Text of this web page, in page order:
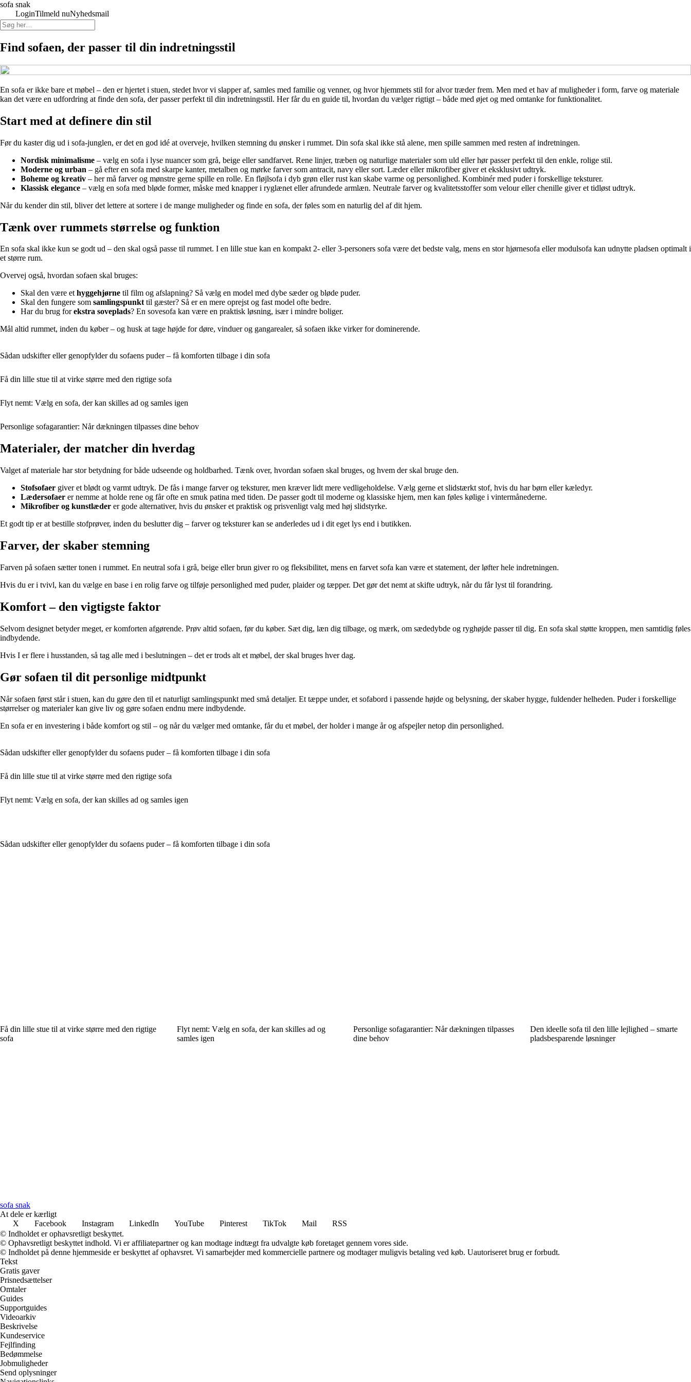
sofa snak
LoginTilmeld nuNyhedsmail
Find sofaen, der passer til din indretningsstil
En sofa er ikke bare et møbel – den er hjertet i stuen, stedet hvor vi slapper af, samles med familie og venner, og hvor hjemmets stil for alvor træder frem. Men med et hav af muligheder i form, farve og materiale
kan det være en udfordring at finde den sofa, der passer perfekt til din indretningsstil. Her får du en guide til, hvordan du vælger rigtigt – både med øjet og med omtanke for funktionalitet.
Start med at definere din stil
Før du kaster dig ud i sofa-junglen, er det en god idé at overveje, hvilken stemning du ønsker i rummet. Din sofa skal ikke stå alene, men spille sammen med resten af indretningen.
Nordisk minimalisme – vælg en sofa i lyse nuancer som grå, beige eller sandfarvet. Rene linjer, træben og naturlige materialer som uld eller hør passer perfekt til den enkle, rolige stil.
Moderne og urban – gå efter en sofa med skarpe kanter, metalben og mørke farver som antracit, navy eller sort. Læder eller mikrofiber giver et eksklusivt udtryk.
Boheme og kreativ – her må farver og mønstre gerne spille en rolle. En fløjlsofa i dyb grøn eller rust kan skabe varme og personlighed. Kombinér med puder i forskellige teksturer.
Klassisk elegance – vælg en sofa med bløde former, måske med knapper i ryglænet eller afrundede armlæn. Neutrale farver og kvalitetsstoffer som velour eller chenille giver et tidløst udtryk.
Når du kender din stil, bliver det lettere at sortere i de mange muligheder og finde en sofa, der føles som en naturlig del af dit hjem.
Tænk over rummets størrelse og funktion
En sofa skal ikke kun se godt ud – den skal også passe til rummet. I en lille stue kan en kompakt 2- eller 3-personers sofa være det bedste valg, mens en stor hjørnesofa eller modulsofa kan udnytte pladsen optimalt i
et større rum.
Overvej også, hvordan sofaen skal bruges:
Skal den være ethyggehjørne til film og afslapning? Så vælg en model med dybe sæder og bløde puder.
Skal den fungere som samlingspunkttil gæster? Så er en mere oprejst og fast model ofte bedre.
Har du brug forekstra soveplads? En sovesofa kan være en praktisk løsning, især i mindre boliger.
Mål altid rummet, inden du køber – og husk at tage højde for døre, vinduer og gangarealer, så sofaen ikke virker for dominerende.
Sådan udskifter eller genopfylder du sofaens puder – få komforten tilbage i din sofa
Få din lille stue til at virke større med den rigtige sofa
Flyt nemt: Vælg en sofa, der kan skilles ad og samles igen
Personlige sofagarantier: Når dækningen tilpasses dine behov
Materialer, der matcher din hverdag
Valget af materiale har stor betydning for både udseende og holdbarhed. Tænk over, hvordan sofaen skal bruges, og hvem der skal bruge den.
Stofsofaer giver et blødt og varmt udtryk. De fås i mange farver og teksturer, men kræver lidt mere vedligeholdelse. Vælg gerne et slidstærkt stof, hvis du har børn eller kæledyr.
Lædersofaer er nemme at holde rene og får ofte en smuk patina med tiden. De passer godt til moderne og klassiske hjem, men kan føles kølige i vintermånederne.
Mikrofiber og kunstlæder er gode alternativer, hvis du ønsker et praktisk og prisvenligt valg med høj slidstyrke.
Et godt tip er at bestille stofprøver, inden du beslutter dig – farver og teksturer kan se anderledes ud i dit eget lys end i butikken.
Farver, der skaber stemning
Farven på sofaen sætter tonen i rummet. En neutral sofa i grå, beige eller brun giver ro og fleksibilitet, mens en farvet sofa kan være et statement, der løfter hele indretningen.
Hvis du er i tvivl, kan du vælge en base i en rolig farve og tilføje personlighed med puder, plaider og tæpper. Det gør det nemt at skifte udtryk, når du får lyst til forandring.
Komfort – den vigtigste faktor
Selvom designet betyder meget, er komforten afgørende. Prøv altid sofaen, før du køber. Sæt dig, læn dig tilbage, og mærk, om sædedybde og ryghøjde passer til dig. En sofa skal støtte kroppen, men samtidig føles
indbydende.
Hvis I er flere i husstanden, så tag alle med i beslutningen – det er trods alt et møbel, der skal bruges hver dag.
Gør sofaen til dit personlige midtpunkt
Når sofaen først står i stuen, kan du gøre den til et naturligt samlingspunkt med små detaljer. Et tæppe under, et sofabord i passende højde og belysning, der skaber hygge, fuldender helheden. Puder i forskellige
størrelser og materialer kan give liv og gøre sofaen endnu mere indbydende.
En sofa er en investering i både komfort og stil – og når du vælger med omtanke, får du et møbel, der holder i mange år og afspejler netop din personlighed.
Sådan udskifter eller genopfylder du sofaens puder – få komforten tilbage i din sofa
Få din lille stue til at virke større med den rigtige sofa
Flyt nemt: Vælg en sofa, der kan skilles ad og samles igen
Sådan udskifter eller genopfylder du sofaens puder – få komforten tilbage i din sofa
Få din lille stue til at virke større med den rigtige
sofa
Flyt nemt: Vælg en sofa, der kan skilles ad og
samles igen
Personlige sofagarantier: Når dækningen tilpasses
dine behov
Den ideelle sofa til den lille lejlighed – smarte
pladsbesparende løsninger
sofa snak
At dele er kærligt
X
Facebook Instagram LinkedIn YouTube Pinterest TikTok Mail
RSS
© Indholdet er ophavsretligt beskyttet.
© Ophavsretligt beskyttet indhold. Vi er affiliatepartner og kan modtage indtægt fra udvalgte køb foretaget gennem vores side.
© Indholdet på denne hjemmeside er beskyttet af ophavsret. Vi samarbejder med kommercielle partnere og modtager muligvis betaling ved køb. Uautoriseret brug er forbudt.
Tekst
Gratis gaver
Prisnedsættelser
Omtaler
Guides
Supportguides
Videoarkiv
Beskrivelse
Kundeservice
Fejlfinding
Bedømmelse
Jobmuligheder
Send oplysninger